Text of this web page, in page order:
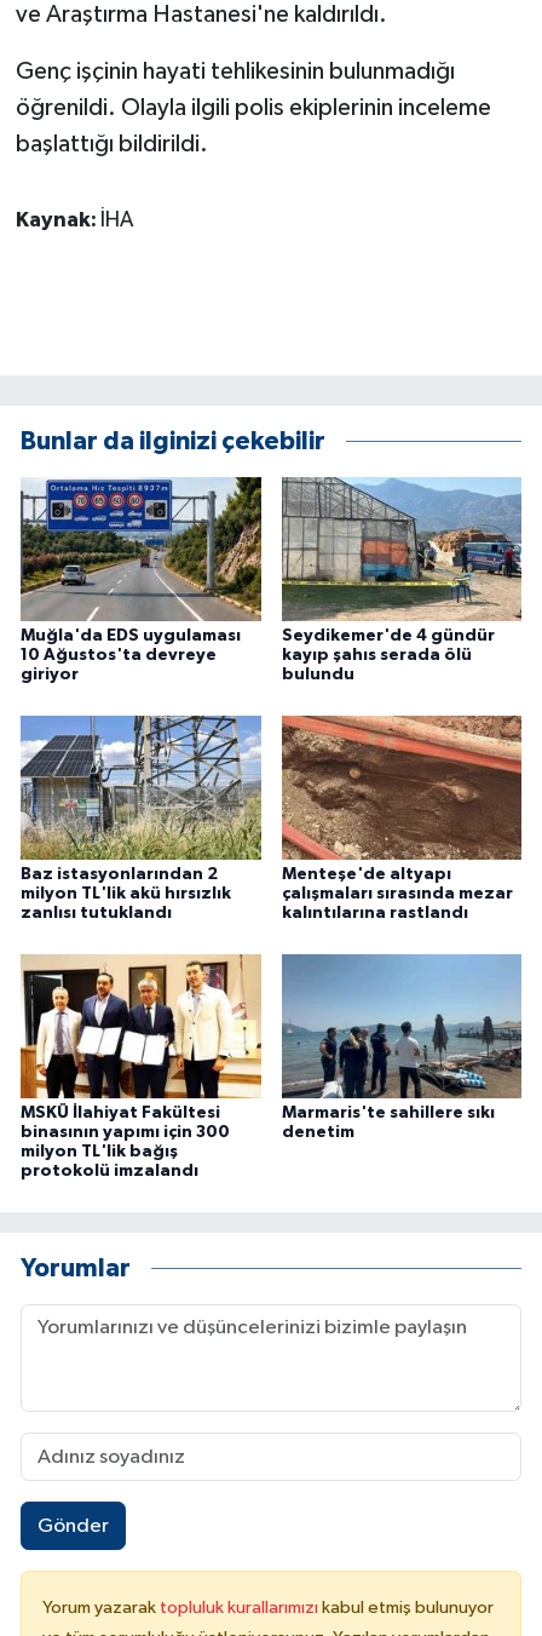
ve Araştırma Hastanesi'ne kaldırıldı.
Genç işçinin hayati tehlikesinin bulunmadığı
öğrenildi. Olayla ilgili polis ekiplerinin inceleme
başlattığı bildirildi.
Kaynak: İHA
Bunlar da ilginizi çekebilir
Muğla'da EDS uygulaması
10 Ağustos'ta devreye
giriyor
Seydikemer'de 4 gündür
kayıp şahıs serada ölü
bulundu
Baz istasyonlarından 2
milyon TL'lik akü hırsızlık
zanlısı tutuklandı
Menteşe'de altyapı
çalışmaları sırasında mezar
kalıntılarına rastlandı
MSKÜ İlahiyat Fakültesi
binasının yapımı için 300
milyon TL'lik bağış
protokolü imzalandı
Marmaris'te sahillere sıkı
denetim
Yorumlar
Gönder
Yorum yazarak topluluk kurallarımızı kabul etmiş bulunuyor
KÜLTÜR SANAT
MAGAZİN
Otomobil
TEKNOLOJİ
Turizm
ÜLKE GÜNDEMİ
YAŞAM
Yerel Haberler